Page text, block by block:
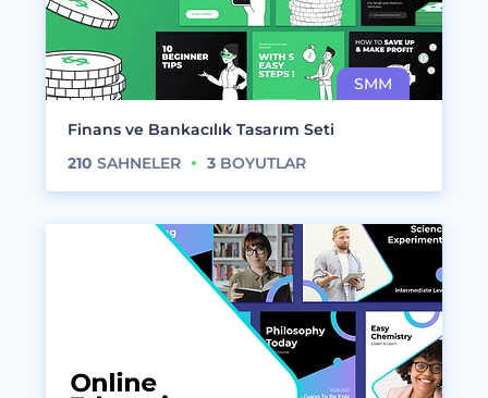
Finans ve Bankacılık Tasarım Seti
210 SAHNELER 3 BOYUTLAR